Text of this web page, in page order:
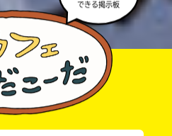
できる掲示板